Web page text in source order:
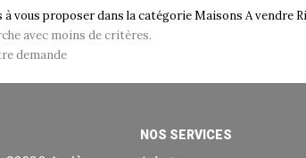
à vous proposer dans la catégorie Maisons A vendre
avec moins de critères.
demande
NOS SERVICES